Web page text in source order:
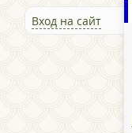
Вход на сайт